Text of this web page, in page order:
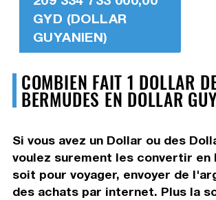
GYD (DOLLAR
GUYANIEN)
COMBIEN FAIT 1 DOLLAR
BERMUDES EN DOLLAR
Si vous avez un Dollar ou des
voulez surement les convertir en
soit pour voyager, envoyer de
des achats par internet. Plus la